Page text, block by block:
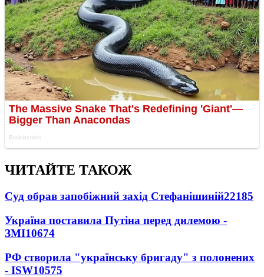
ЧИТАЙТЕ ТАКОЖ
Суд обрав запобіжний захід Стефанішиній22185
Україна поставила Путіна перед дилемою -
ЗМІ10674
РФ створила "українську бригаду" з полонених
- ISW10575